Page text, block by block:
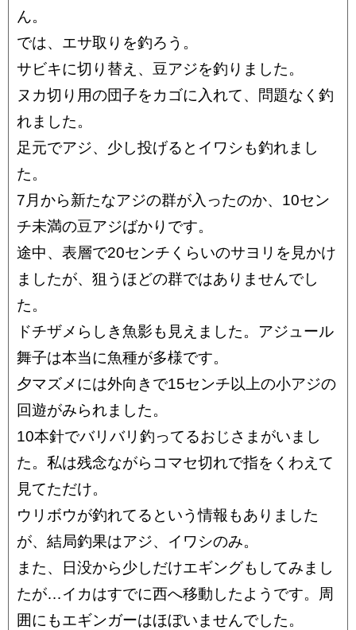
ん。
では、エサ取りを釣ろう。
サビキに切り替え、豆アジを釣りました。
ヌカ切り用の団子をカゴに入れて、問題なく釣
れました。
足元でアジ、少し投げるとイワシも釣れまし
た。
7月から新たなアジの群が入ったのか、10セン
チ未満の豆アジばかりです。
途中、表層で20センチくらいのサヨリを見かけ
ましたが、狙うほどの群ではありませんでし
た。
ドチザメらしき魚影も見えました。アジュール
舞子は本当に魚種が多様です。
夕マズメには外向きで15センチ以上の小アジの
回遊がみられました。
10本針でバリバリ釣ってるおじさまがいまし
た。私は残念ながらコマセ切れで指をくわえて
見てただけ。
ウリボウが釣れてるという情報もありました
が、結局釣果はアジ、イワシのみ。
また、日没から少しだけエギングもしてみまし
たが…イカはすでに西へ移動したようです。周
囲にもエギンガーはほぼいませんでした。